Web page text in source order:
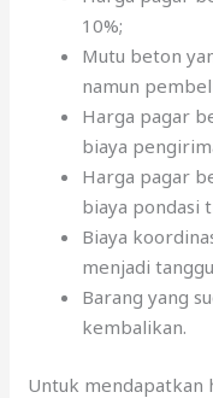
10%;
Mutu beton
namun
Harga pagar
biaya
Harga pagar
biaya pondasi
Biaya
menjadi
Barang yang
kembalikan.
Untuk mendapatkan